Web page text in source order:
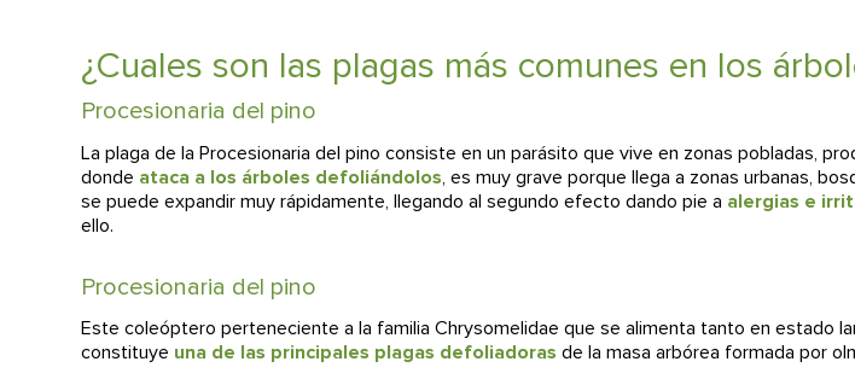
¿Cuales son las plagas más comunes en los
Procesionaria del pino
La plaga de la Procesionaria del pino consiste en un parásito que vive en zonas pobladas,
donde ataca a los árboles defoliándolos, es muy grave porque llega a zonas urbanas,
se puede expandir muy rápidamente, llegando al segundo efecto dando pie a alergias e
ello.
Procesionaria del pino
Este coleóptero perteneciente a la familia Chrysomelidae que se alimenta tanto en estado
constituye una de las principales plagas defoliadoras de la masa arbórea formada por